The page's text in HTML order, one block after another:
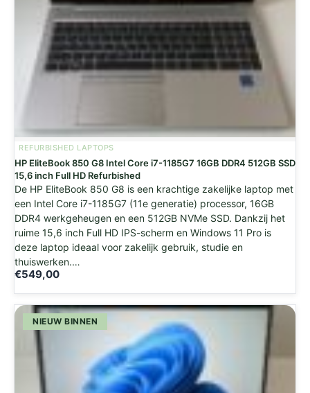
REFURBISHED LAPTOPS
HP EliteBook 850 G8 Intel Core i7-1185G7 16GB DDR4 512GB SSD
15,6 inch Full HD Refurbished
De HP EliteBook 850 G8 is een krachtige zakelijke laptop met
een Intel Core i7-1185G7 (11e generatie) processor, 16GB
DDR4 werkgeheugen en een 512GB NVMe SSD. Dankzij het
ruime 15,6 inch Full HD IPS-scherm en Windows 11 Pro is
deze laptop ideaal voor zakelijk gebruik, studie en
thuiswerken.…
€549,00
NIEUW BINNEN